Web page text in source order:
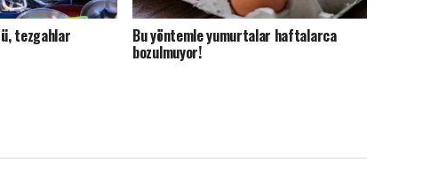
tezgahlar Bu yöntemle yumurtalar haftalarca
bozulmuyor!